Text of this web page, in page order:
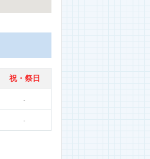
祝・祭日
-
-